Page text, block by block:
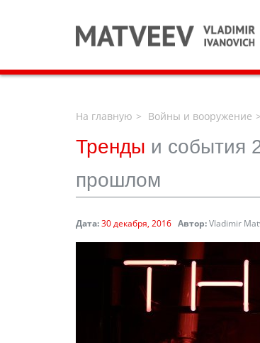
На главную Войны и вооружение
Тренды и события
прошлом
Дата:30 декабря, 2016 Автор:Vladimir